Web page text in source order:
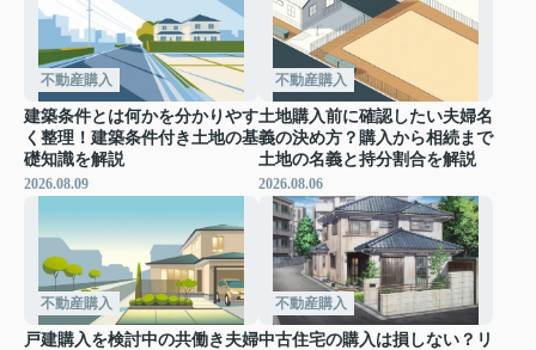
不動産購入
建築条件とは何かを分かりやす
く整理！建築条件付き土地の基
礎知識を解説
2026.08.09
不動産購入
土地購入前に確認したい夫婦名
義の決め方？購入から相続まで
土地の名義と持分割合を解説
2026.08.06
不動産購入
戸建購入を検討中の共働き夫婦
不動産購入
中古住宅の購入は損しない？リ